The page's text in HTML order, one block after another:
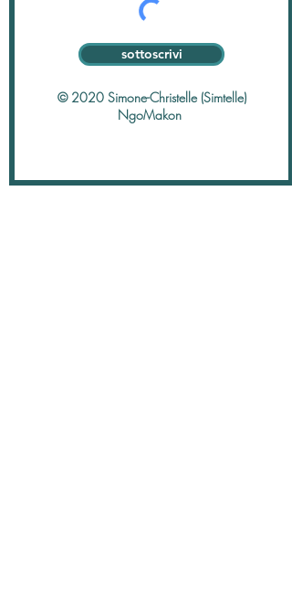
sottoscrivi
© 2020 Simone-Christelle (Simtelle)
NgoMakon